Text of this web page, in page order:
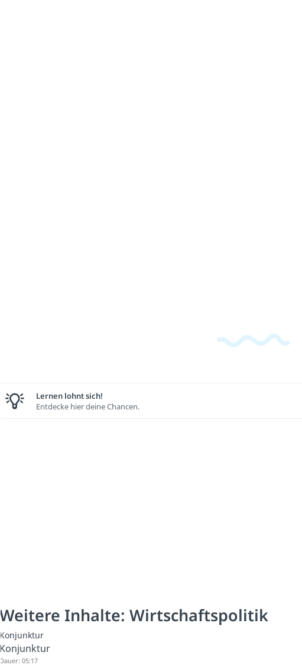
Lernen lohnt sich!
Entdecke hier deine Chancen.
Weitere Inhalte: Wirtschaftspolitik
Konjunktur
Konjunktur
Dauer: 05:17